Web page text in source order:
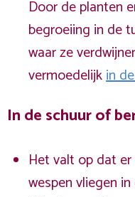
Door de planten
begroeiing in de
waar ze
vermoedelijkin
In de schuur of
Het valt op dat er
wespen vliegen in